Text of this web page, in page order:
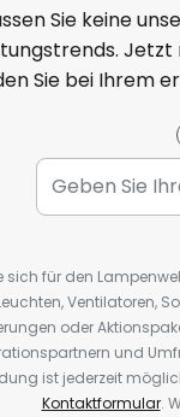
Sie keine
Sie bei Ihrem
sich für den
Ventilatoren,
oder
und
ist jederzeit
Kontaktformular.